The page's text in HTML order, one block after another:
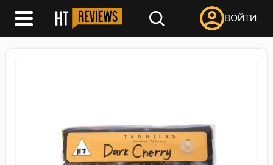
ВОЙТИ